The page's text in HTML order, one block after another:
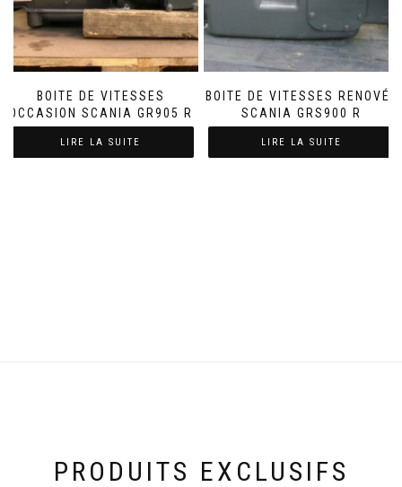
BOITE DE VITESSES
OCCASION SCANIA GR905 R
LIRE LA SUITE
BOITE DE VITESSES RENOVÉE
SCANIA GRS900 R
LIRE LA SUITE
PRODUITS EXCLUSIFS